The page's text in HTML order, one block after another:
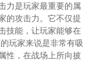
力是玩家最重要的属
的攻击力。它不仅提
技能，让玩家能够在
玩家来说是非常有吸
性，在战场上所向披